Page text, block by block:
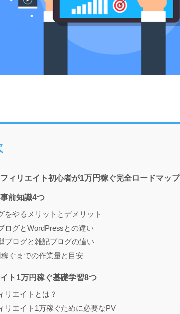
フィリエイト初心者が1万円稼ぐ完全ロードマップ
前知識4つ
をやるメリットとデメリット
ログとWordPressとの違い
ブログと雑記ブログの違い
ぐまでの作業量と目安
ト1万円稼ぐ基礎学習8つ
リエイトとは？
リエイト1万稼ぐために必要なPV